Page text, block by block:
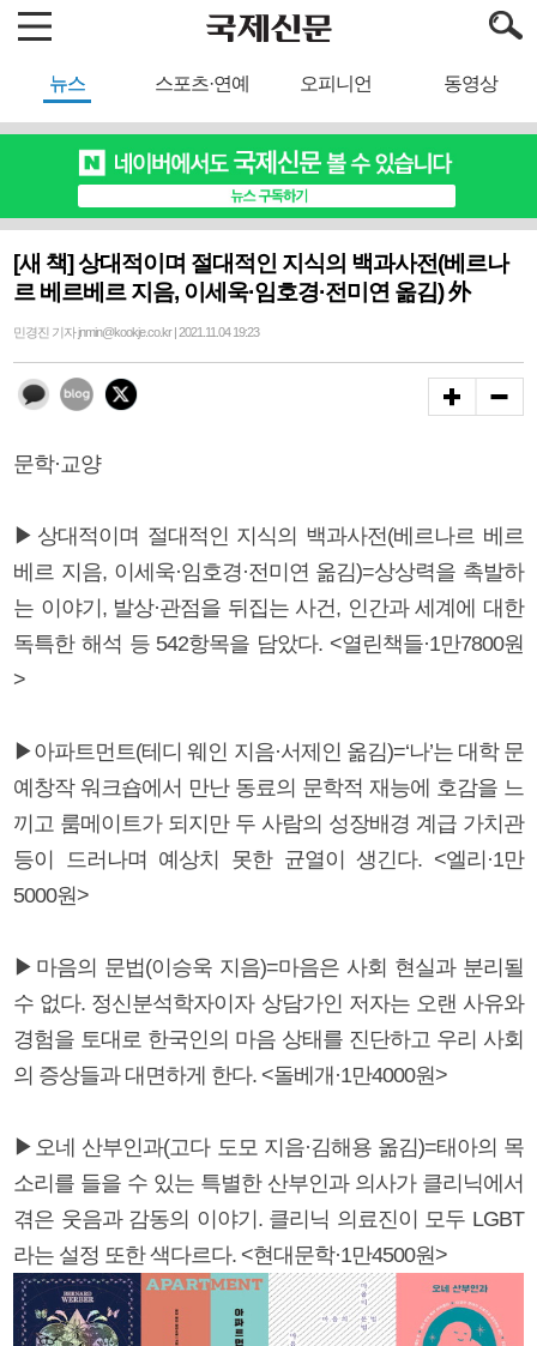
뉴스 스포츠·연예 오피니언 동영상
[새 책] 상대적이며 절대적인 지식의 백과사전(베르나
르 베르베르 지음, 이세욱·임호경·전미연 옮김) 外
민경진 기자 jnmin@kookje.co.kr | 2021.11.04 19:23
문학·교양
▶상대적이며 절대적인 지식의 백과사전(베르나르 베르
베르 지음, 이세욱·임호경·전미연 옮김)=상상력을 촉발하
는 이야기, 발상·관점을 뒤집는 사건, 인간과 세계에 대한
독특한 해석 등 542항목을 담았다. <열린책들·1만7800원
>
▶아파트먼트(테디 웨인 지음·서제인 옮김)=‘나’는 대학 문
예창작 워크숍에서 만난 동료의 문학적 재능에 호감을 느
끼고 룸메이트가 되지만 두 사람의 성장배경 계급 가치관
등이 드러나며 예상치 못한 균열이 생긴다. <엘리·1만
5000원>
▶마음의 문법(이승욱 지음)=마음은 사회 현실과 분리될
수 없다. 정신분석학자이자 상담가인 저자는 오랜 사유와
경험을 토대로 한국인의 마음 상태를 진단하고 우리 사회
의 증상들과 대면하게 한다. <돌베개·1만4000원>
▶오네 산부인과(고다 도모 지음·김해용 옮김)=태아의 목
소리를 들을 수 있는 특별한 산부인과 의사가 클리닉에서
겪은 웃음과 감동의 이야기. 클리닉 의료진이 모두 LGBT
라는 설정 또한 색다르다. <현대문학·1만4500원>